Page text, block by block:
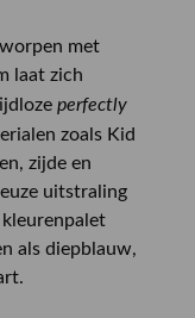
met
laat zich
perfectly
zoals Kid
zijde en
uitstraling
als diepblauw,